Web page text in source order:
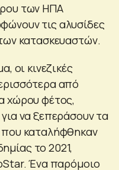
των ΗΠΑ
τις αλυσίδες
κατασκευαστών.
οι κινεζικές
από
χώρου φέτος,
να ξεπεράσουν τα
που καταλήφθηκαν
το 2021,
Ένα παρόμοιο